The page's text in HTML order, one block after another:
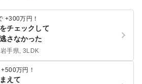
+300万円！
チェックして
さなかった
手県, 3LDK
万円！
えて